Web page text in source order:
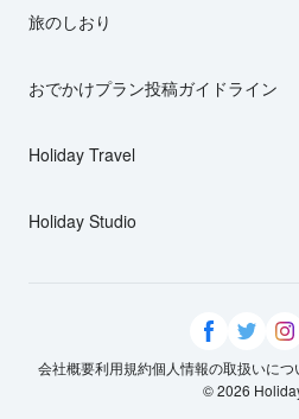
旅のしおり
おでかけプラン投稿ガイドライン
Holiday Travel
Holiday Studio
会社概要利用規約個人情報の取扱いにつ
© 2026